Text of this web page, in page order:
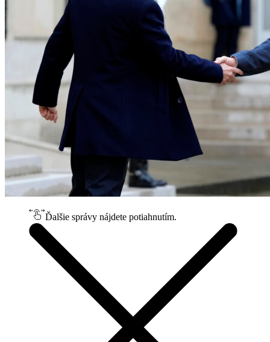
Ďalšie správy nájdete potiahnutím.